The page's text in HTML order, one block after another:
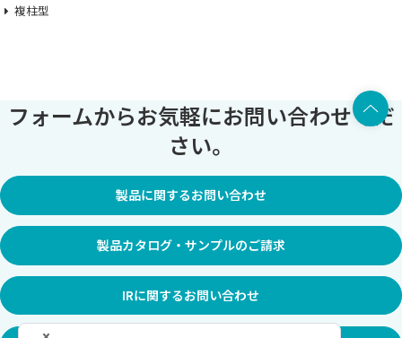
複柱型
フォームからお気軽にお問い合わせくだ
さい。
製品に関するお問い合わせ
製品カタログ・サンプルのご請求
IRに関するお問い合わせ